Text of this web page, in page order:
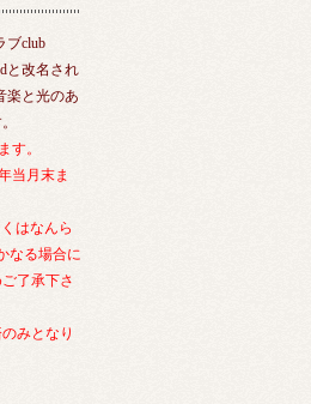
ブclub
と改名され
楽と光のあ
す。
当月末ま
はなんら
なる場合に
了承下さ
みとなり